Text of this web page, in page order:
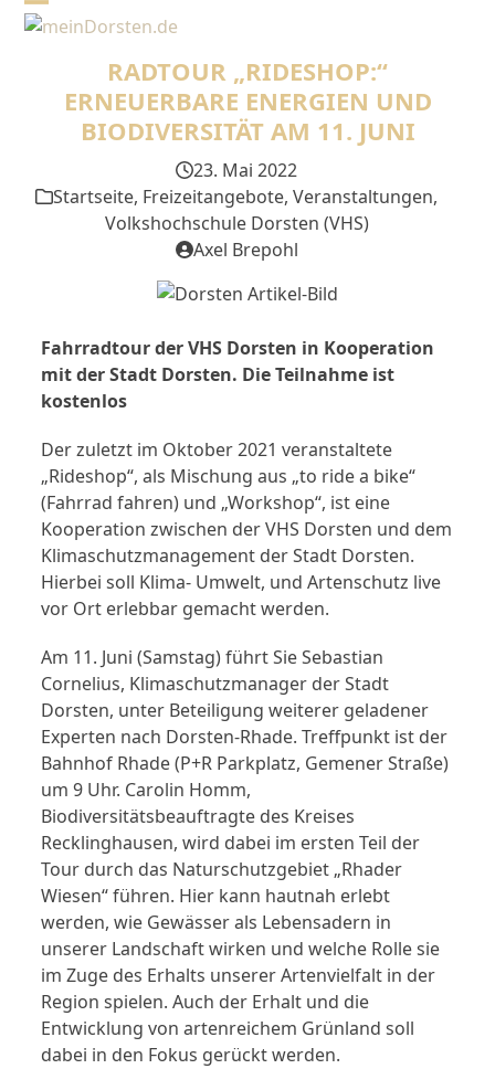
SkipOpen
menu
Close
menu
RADTOUR „RIDESHOP:“
ERNEUERBARE ENERGIEN UND
BIODIVERSITÄT AM 11. JUNI
23. Mai 2022
Startseite, Freizeitangebote, Veranstaltungen,
Volkshochschule Dorsten (VHS)
Axel Brepohl
Fahrradtour der VHS Dorsten in Kooperation
mit der Stadt Dorsten. Die Teilnahme ist
kostenlos
Der zuletzt im Oktober 2021 veranstaltete
„Rideshop“, als Mischung aus „to ride a bike“
(Fahrrad fahren) und „Workshop“, ist eine
Kooperation zwischen der VHS Dorsten und dem
Klimaschutzmanagement der Stadt Dorsten.
Hierbei soll Klima- Umwelt, und Artenschutz live
vor Ort erlebbar gemacht werden.
Am 11. Juni (Samstag) führt Sie Sebastian
Cornelius, Klimaschutzmanager der Stadt
Dorsten, unter Beteiligung weiterer geladener
Experten nach Dorsten-Rhade. Treffpunkt ist der
Bahnhof Rhade (P+R Parkplatz, Gemener Straße)
um 9 Uhr. Carolin Homm,
Biodiversitätsbeauftragte des Kreises
Recklinghausen, wird dabei im ersten Teil der
Tour durch das Naturschutzgebiet „Rhader
Wiesen“ führen. Hier kann hautnah erlebt
werden, wie Gewässer als Lebensadern in
unserer Landschaft wirken und welche Rolle sie
im Zuge des Erhalts unserer Artenvielfalt in der
Region spielen. Auch der Erhalt und die
Entwicklung von artenreichem Grünland soll
dabei in den Fokus gerückt werden.